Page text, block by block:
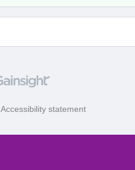
Accessibility statement